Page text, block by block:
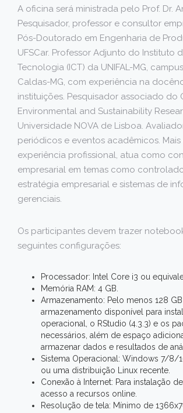
A oficina será ministrada pelo Prof. Dr.
Pesquisador, professor e consultor
Pós-Doutorado em Engenharia de
UFSCar. Professor Adjunto do Instituto
Tecnologia (ICT) da UNIFAL-MG,
Caldas-MG, com experiência na
instituições. Pesquisador associado do
Environmental and Sustainability
Universidade NOVA de Lisboa.
periódicos e eventos acadêmicos.
experiência profissional, atua como
empresarial em temas como
estratégia empresarial e sistemas de
gerenciais.
Os participantes devem trazer
seguintes configurações:
Processador: Intel Core i3 ou
Memória RAM: 4 GB.
Armazenamento: Pelo menos 128
armazenamento disponível para
operacional, o RStudio (4.3.3) e os
necessários, além de espaço
armazenar dados e resultados de
Sistema Operacional: Windows 7/8/
ou uma distribuição Linux recente.
Conexão à Internet: Para instalação
acesso a recursos online.
Resolução de tela: Mínimo de